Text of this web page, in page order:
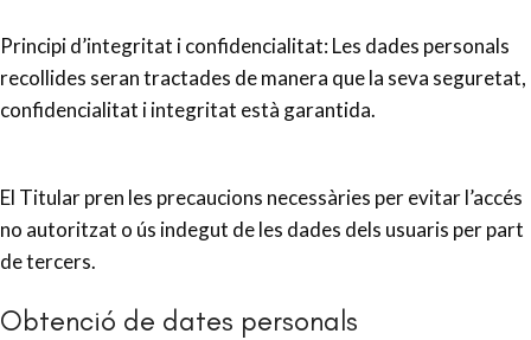
Principi d’integritat i confidencialitat: Les dades personals
recollides seran tractades de manera que la seva seguretat,
confidencialitat i integritat està garantida.
El Titular pren les precaucions necessàries per evitar l’accés
no autoritzat o ús indegut de les dades dels usuaris per part
de tercers.
Obtenció de dates personals